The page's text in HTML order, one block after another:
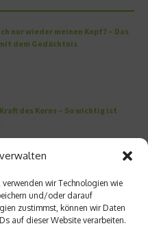
wir Technologien wie
und/oder darauf
zustimmst, können wir Daten
auf dieser Website verarbeiten.
nur wieder meinen Kopf? – Das
dem Gedächtnis
des Korns – So wichtig ist
der Nebenhöhlen: Symptome
Formen